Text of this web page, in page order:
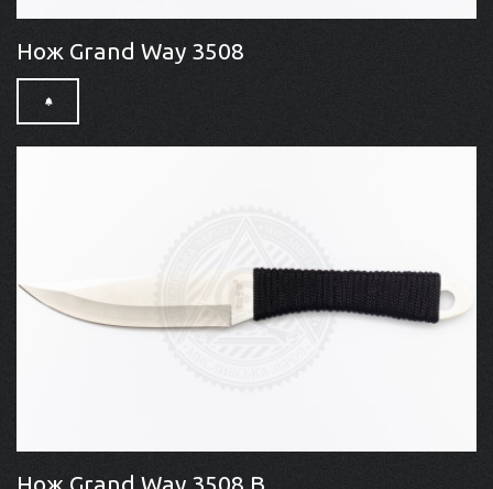
Нож Grand Way 3508
Нож Grand Way 3508 B